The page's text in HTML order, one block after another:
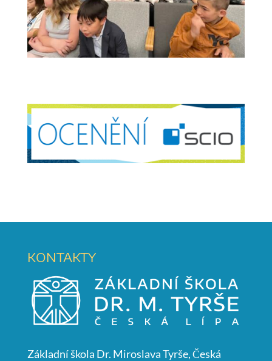
KONTAKTY
Základní škola Dr. Miroslava Tyrše, Česká